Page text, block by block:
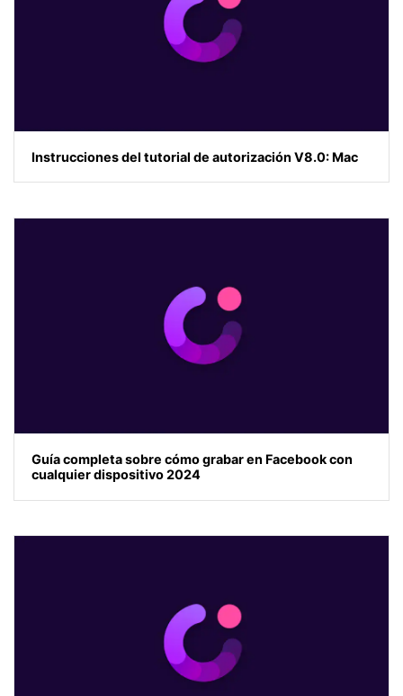
Instrucciones del tutorial de autorización V8.0: Mac
Guía completa sobre cómo grabar en Facebook con
cualquier dispositivo 2024